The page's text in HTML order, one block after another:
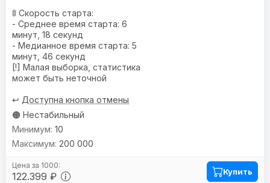
🚦 Скорость старта:
- Среднее время старта: 6
минут, 18 секунд
- Медианное время старта: 5
минут, 46 секунд
[!] Малая выборка, статистика
может быть неточной
↩️ Доступна кнопка отмены
🟠 Нестабильный
122.399 ₽
10
200 000
Купить